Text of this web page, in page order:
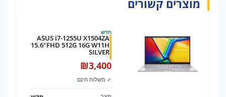
מוצרים קשורים
חדש
ASUS i7-1255U X1504ZA
15.6"FHD 512G 16G W11H
SILVER
₪3,400
✓ משלוח חינם